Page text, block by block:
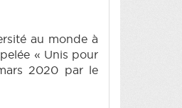
au monde à
« Unis pour
2020 par le